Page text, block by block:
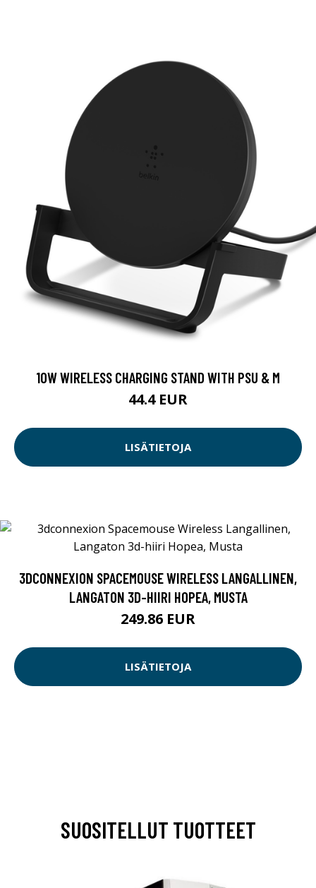
10W WIRELESS CHARGING STAND WITH PSU & M
44.4 EUR
LISÄTIETOJA
3DCONNEXION SPACEMOUSE WIRELESS LANGALLINEN,
LANGATON 3D-HIIRI HOPEA, MUSTA
249.86 EUR
LISÄTIETOJA
SUOSITELLUT TUOTTEET